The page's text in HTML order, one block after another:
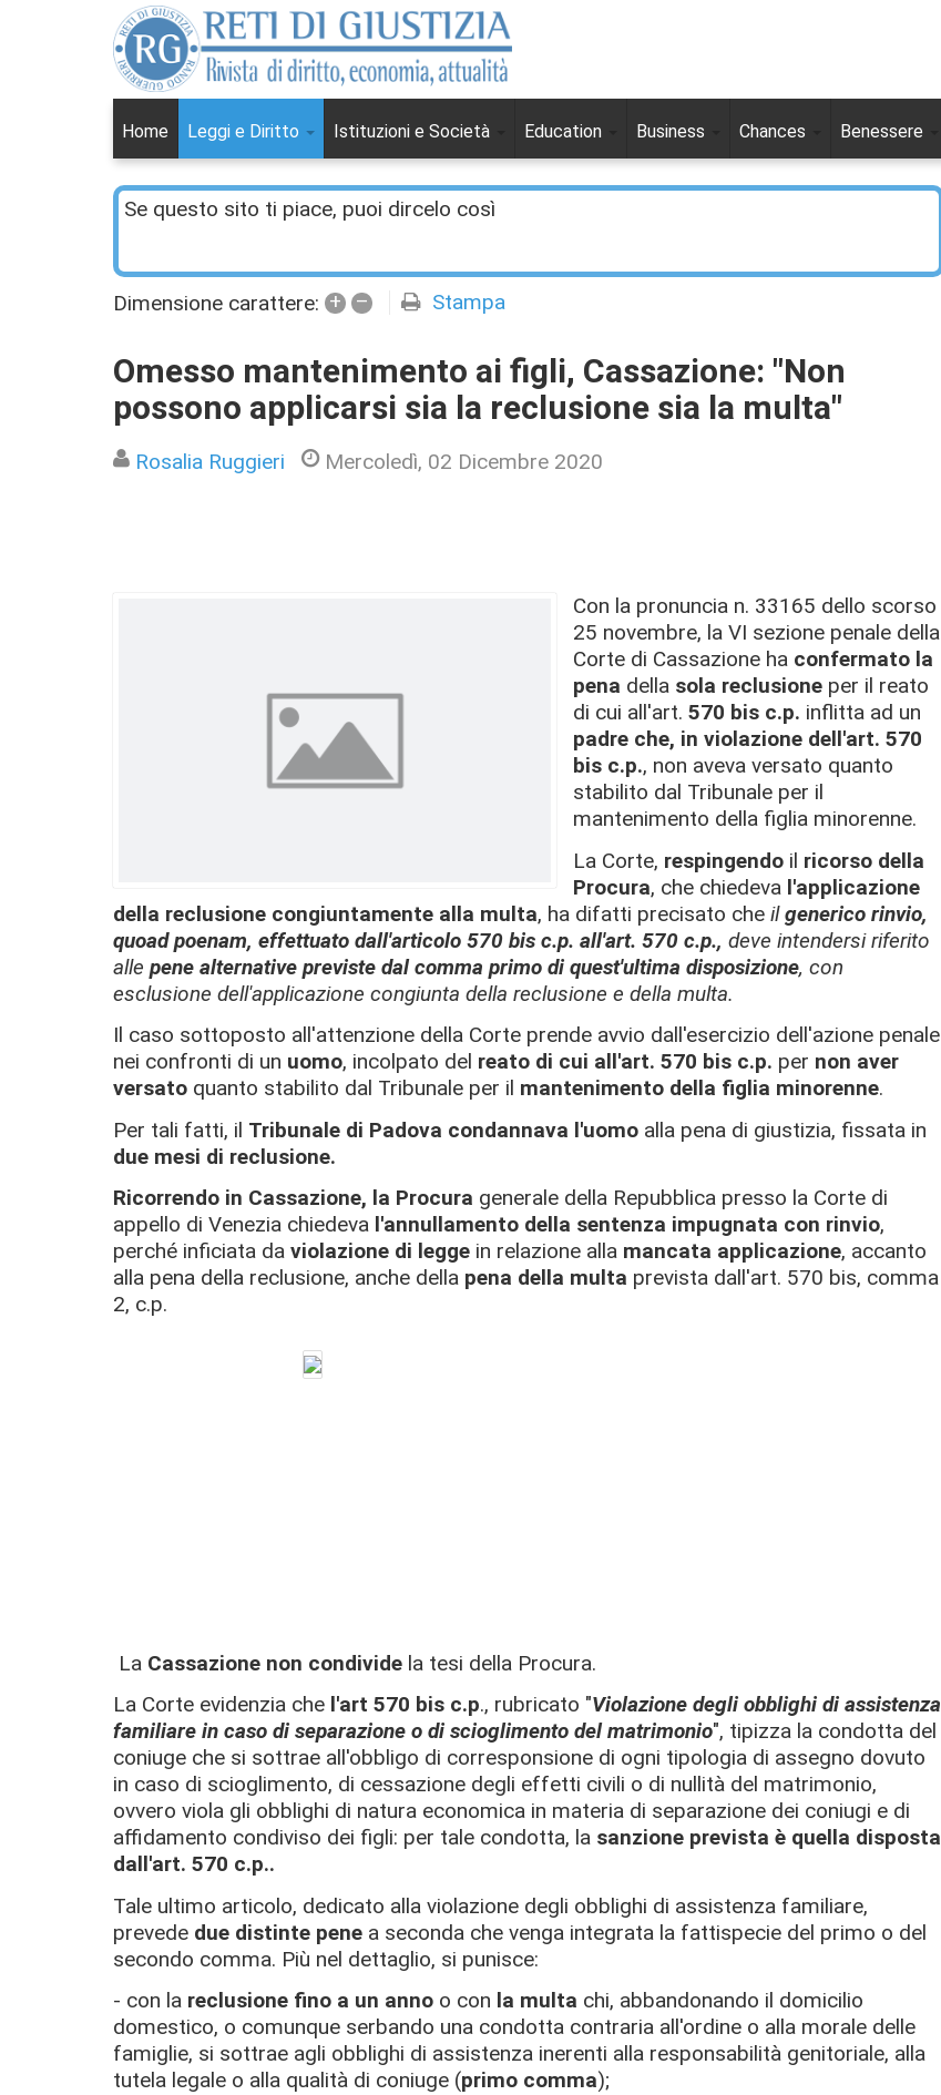
Home Leggi e Diritto Istituzioni e Società Education Business Chances Benessere
Se questo sito ti piace, puoi dircelo così
Dimensione carattere: + – Stampa
Omesso mantenimento ai figli, Cassazione: "Non
possono applicarsi sia la reclusione sia la multa"
Rosalia Ruggieri Mercoledì, 02 Dicembre 2020
Con la pronuncia n. 33165 dello scorso
25 novembre, la VI sezione penale della
Corte di Cassazione ha confermato la
pena della sola reclusione per il reato
di cui all'art. 570 bis c.p. inflitta ad un
padre che, in violazione dell'art. 570
bis c.p., non aveva versato quanto
stabilito dal Tribunale per il
mantenimento della figlia minorenne.
La Corte, respingendo il ricorso della
Procura, che chiedeva l'applicazione
della reclusione congiuntamente alla multa, ha difatti precisato che il generico rinvio,
quoad poenam, effettuato dall'articolo 570 bis c.p. all'art. 570 c.p., deve intendersi riferito
alle pene alternative previste dal comma primo di quest'ultima disposizione, con
esclusione dell'applicazione congiunta della reclusione e della multa.
Il caso sottoposto all'attenzione della Corte prende avvio dall'esercizio dell'azione penale
nei confronti di un uomo, incolpato del reato di cui all'art. 570 bis c.p. per non aver
versato quanto stabilito dal Tribunale per il mantenimento della figlia minorenne.
Per tali fatti, il Tribunale di Padova condannava l'uomo alla pena di giustizia, fissata in
due mesi di reclusione.
Ricorrendo in Cassazione, la Procura generale della Repubblica presso la Corte di
appello di Venezia chiedeva l'annullamento della sentenza impugnata con rinvio,
perché inficiata da violazione di legge in relazione alla mancata applicazione, accanto
alla pena della reclusione, anche della pena della multa prevista dall'art. 570 bis, comma
2, c.p.
La Cassazione non condivide la tesi della Procura.
La Corte evidenzia che l'art 570 bis c.p., rubricato "Violazione degli obblighi di assistenza
familiare in caso di separazione o di scioglimento del matrimonio", tipizza la condotta del
coniuge che si sottrae all'obbligo di corresponsione di ogni tipologia di assegno dovuto
in caso di scioglimento, di cessazione degli effetti civili o di nullità del matrimonio,
ovvero viola gli obblighi di natura economica in materia di separazione dei coniugi e di
affidamento condiviso dei figli: per tale condotta, la sanzione prevista è quella disposta
dall'art. 570 c.p..
Tale ultimo articolo, dedicato alla violazione degli obblighi di assistenza familiare,
prevede due distinte pene a seconda che venga integrata la fattispecie del primo o del
secondo comma. Più nel dettaglio, si punisce:
- con la reclusione fino a un anno o con la multa chi, abbandonando il domicilio
domestico, o comunque serbando una condotta contraria all'ordine o alla morale delle
famiglie, si sottrae agli obblighi di assistenza inerenti alla responsabilità genitoriale, alla
tutela legale o alla qualità di coniuge (primo comma);